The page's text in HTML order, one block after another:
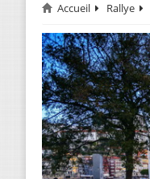
Accueil Rallye